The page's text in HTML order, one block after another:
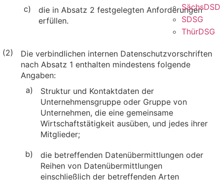
SDSG
ThürDSG
c)
die in Absatz 2 festgelegten Anforderungen
erfüllen.
(2)
Die verbindlichen internen Datenschutzvorschriften
nach Absatz 1 enthalten mindestens folgende
Angaben:
a)
Struktur und Kontaktdaten der
Unternehmensgruppe oder Gruppe von
Unternehmen, die eine gemeinsame
Wirtschaftstätigkeit ausüben, und jedes ihrer
Mitglieder;
b)
die betreffenden Datenübermittlungen oder
Reihen von Datenübermittlungen
einschließlich der betreffenden Arten